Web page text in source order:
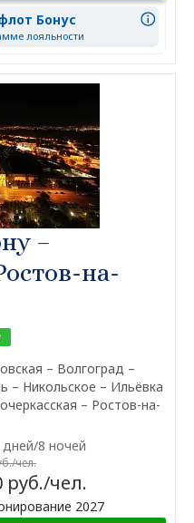
Бонус
лояльности
–
на-
– Волгоград –
– Никольское – Ильёвка
– Ростов-на-
дней/8 ночей
чел.
руб./чел.
2027